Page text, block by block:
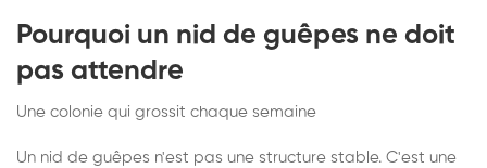
Pourquoi un nid de guêpes ne doit
pas attendre
Une colonie qui grossit chaque semaine
Un nid de guêpes n'est pas une structure stable. C'est une